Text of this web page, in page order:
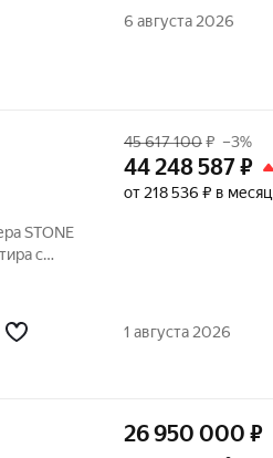
и
6 августа 2026
STONE
с
45 617 100₽ –3%
44 248 587₽
от 218 536 ₽ в месяц
1 августа 2026
26 950 000 ₽